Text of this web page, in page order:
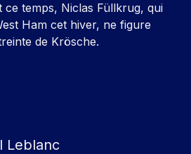
ce temps, Niclas Füllkrug, qui
Ham cet hiver, ne figure
de Krösche.
Leblanc